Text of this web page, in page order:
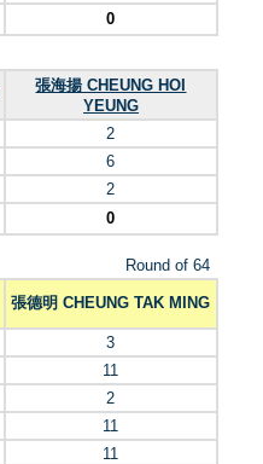
0
張海揚 CHEUNG HOI
YEUNG
2
6
2
0
Round of 64
張德明 CHEUNG TAK MING
3
11
2
11
11